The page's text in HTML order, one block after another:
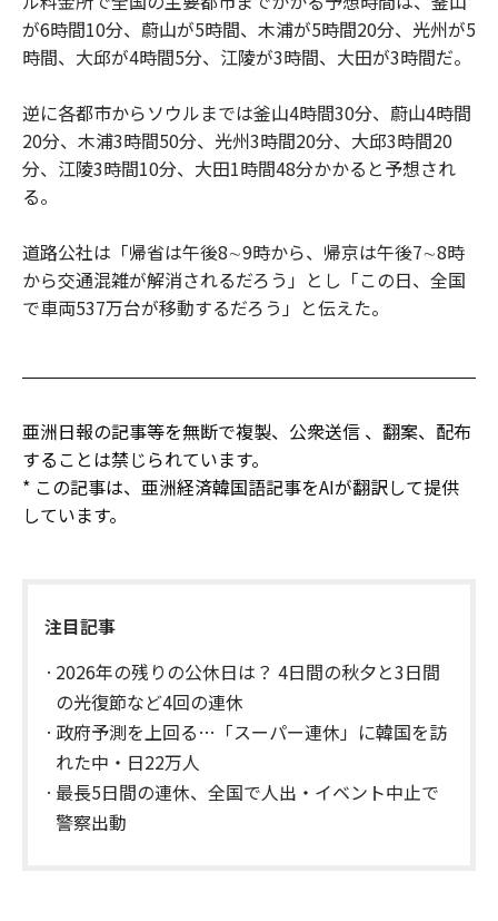
が6時間10分、蔚山が5時間、木浦が5時間20分、光州が5
時間、大邱が4時間5分、江陵が3時間、大田が3時間だ。
逆に各都市からソウルまでは釜山4時間30分、蔚山4時間
20分、木浦3時間50分、光州3時間20分、大邱3時間20
分、江陵3時間10分、大田1時間48分かかると予想され
る。
道路公社は「帰省は午後8∼9時から、帰京は午後7∼8時
から交通混雑が解消されるだろう」とし「この日、全国
で車両537万台が移動するだろう」と伝えた。
亜洲日報の記事等を無断で複製、公衆送信 、翻案、配布
することは禁じられています。
* この記事は、亜洲経済韓国語記事をAIが翻訳して提供
しています。
注目記事
2026年の残りの公休日は？ 4日間の秋夕と3日間
の光復節など4回の連休
政府予測を上回る…「スーパー連休」に韓国を訪
れた中・日22万人
最長5日間の連休、全国で人出・イベント中止で
警察出動